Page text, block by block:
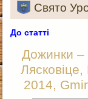
Свято
До статті
Дожинки –
2014,